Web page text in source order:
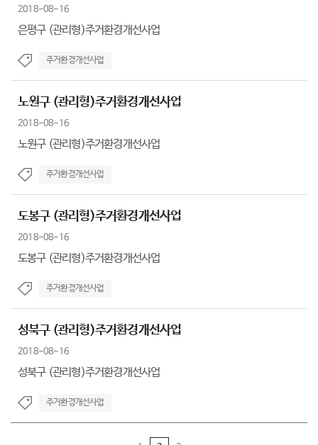
2018-08-16
은평구 (관리형)주거환경개선사업
주거환경개선사업
노원구 (관리형)주거환경개선사업
2018-08-16
노원구 (관리형)주거환경개선사업
주거환경개선사업
도봉구 (관리형)주거환경개선사업
2018-08-16
도봉구 (관리형)주거환경개선사업
주거환경개선사업
성북구 (관리형)주거환경개선사업
2018-08-16
성북구 (관리형)주거환경개선사업
주거환경개선사업